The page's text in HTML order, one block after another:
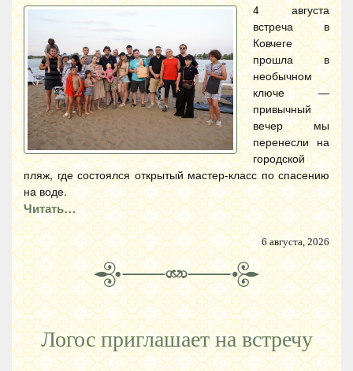
4 августа
встреча в
Ковчеге
прошла в
необычном
ключе —
привычный
вечер мы
перенесли на
городской
пляж, где состоялся открытый мастер-класс по спасению
на воде.
Читать…
6 августа, 2026
Логос приглашает на встречу